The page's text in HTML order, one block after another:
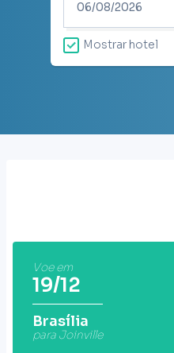
Mostrar hotel
Voe em
19/12
Brasília
para Joinville